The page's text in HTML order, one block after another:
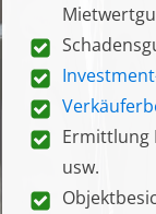
Ermittlung
usw.